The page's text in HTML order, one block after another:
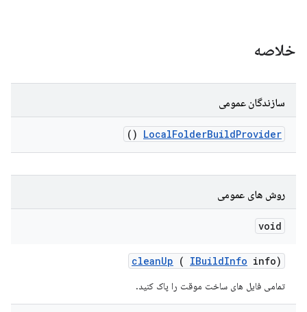
خلاصه
سازندگان عمومی
LocalFolderBuildProvider
()
روش های عمومی
void
cleanUp ( IBuildInfo info)
تمامی فایل های ساخت موقت را پاک کنید.